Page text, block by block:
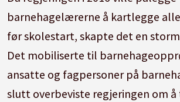
barnehagelærerne å kartlegge
før skolestart, skapte det en
Det mobiliserte til
ansatte og fagpersoner på
slutt overbeviste regjeringen om å